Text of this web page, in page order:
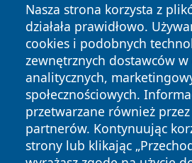
Nasza strona korzysta z
działała prawidłowo.
cookies i podobnych
zewnętrznych dostawców w
analitycznych,
społecznościowych.
przetwarzane również przez
partnerów. Kontynuując
strony lub klikając
Copyright © 2026 przemyslonline.pl
zastrzeżone.